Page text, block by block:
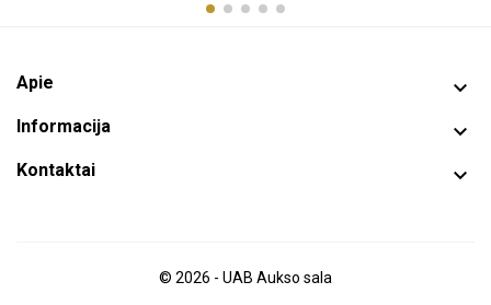
Apie 
Informacija 
Kontaktai 
© 2026 - UAB Aukso sala